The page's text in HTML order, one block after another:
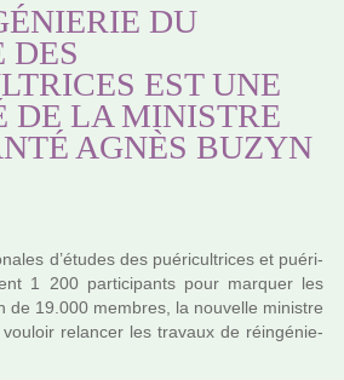
DU
DES
EST UNE
DE LA MINISTRE
AGNÈS BUZYN
d’études des pué­ri­cultri­ces et pué­ri­
1 200 par­ti­ci­pants pour mar­quer les
de 19.000 mem­bres, la nou­velle minis­tre
relan­cer les tra­vaux de réin­gé­nie­